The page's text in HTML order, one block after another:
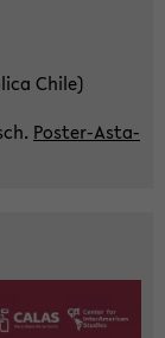
Chile)
Poster-​Asta-